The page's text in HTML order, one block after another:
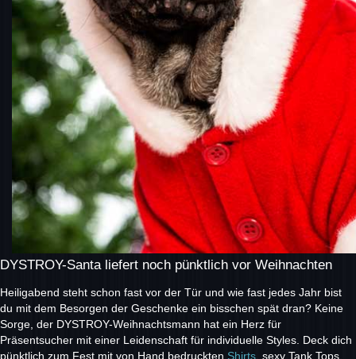
DYSTROY-Santa liefert noch pünktlich vor Weihnachten
Heiligabend steht schon fast vor der Tür und wie fast jedes Jahr bist
du mit dem Besorgen der Geschenke ein bisschen spät dran? Keine
Sorge, der DYSTROY-Weihnachtsmann hat ein Herz für
Präsentsucher mit einer Leidenschaft für individuelle Styles. Deck dich
pünktlich zum Fest mit von Hand bedruckten Shirts, sexy Tank Tops,